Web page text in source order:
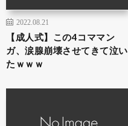
2022.08.21
【成人式】この4コママン
ガ、涙腺崩壊させてきて泣い
たｗｗｗ